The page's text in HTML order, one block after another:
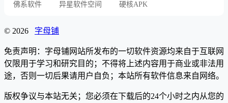
佛系软件 异星软件空间 硬核APK
© 2026 字母铺
免责声明：字母铺网站所发布的一切软件资源均来自于互联网
仅限用于学习和研究目的；不得将上述内容用于商业或非法用
途，否则一切后果请用户自负；本站所有软件信息来自网络。
版权争议与本站无关；您必须在下载后的24个小时之内从您的